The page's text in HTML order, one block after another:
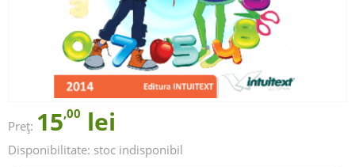
Preț: 15,00 lei
Disponibilitate: stoc indisponibil